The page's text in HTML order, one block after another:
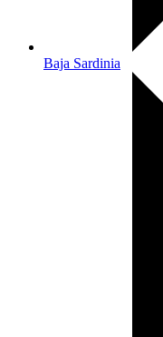
Baja Sardinia